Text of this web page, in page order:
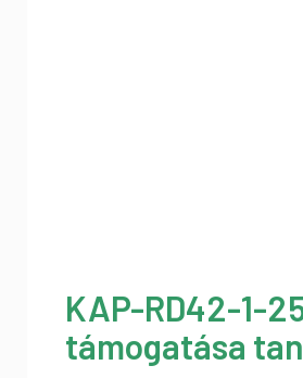
KAP-RD42-1-
támogatása